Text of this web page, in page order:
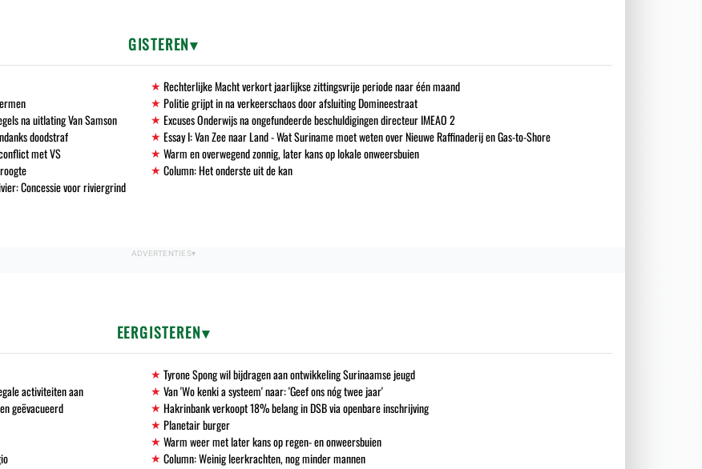
GISTEREN
Rechterlijke Macht verkort jaarlijkse zittingsvrije periode naar één maand
Politie grijpt in na verkeerschaos door afsluiting Domineestraat
na uitlating Van Samson
Excuses Onderwijs na ongefundeerde beschuldigingen directeur IMEAO 2
doodstraf
Essay I: Van Zee naar Land - Wat Suriname moet weten over Nieuwe Raffinaderij en Gas-to-Shore
met VS
Warm en overwegend zonnig, later kans op lokale onweersbuien
Column: Het onderste uit de kan
Concessie voor riviergrind
EERGISTEREN
Tyrone Spong wil bijdragen aan ontwikkeling Surinaamse jeugd
activiteiten aan
Van 'Wo kenki a systeem' naar: 'Geef ons nóg twee jaar'
geëvacueerd
Hakrinbank verkoopt 18% belang in DSB via openbare inschrijving
Planetair burger
Warm weer met later kans op regen- en onweersbuien
Column: Weinig leerkrachten, nog minder mannen